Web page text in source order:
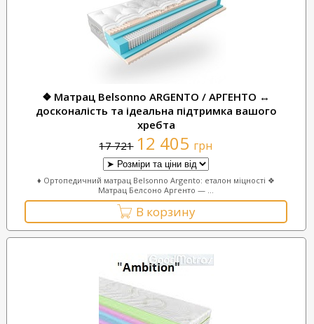
❖ Матрац Belsonno ARGENTO / АРГЕНТО ↔
досконалість та ідеальна підтримка вашого
хребта
17 721 12 405 грн
♦ Ортопедичний матрац Belsonno Argento: еталон міцності ❖
Матрац Белсоно Аргенто — ...
В корзину